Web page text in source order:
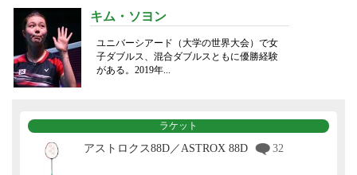
キム・ソヨン
ユニバーシアード（大学の世界大会）で女
子ダブルス、混合ダブルスともに優勝経験
がある。2019年...
ラケット
アストロクス88D／ASTROX 88D 32